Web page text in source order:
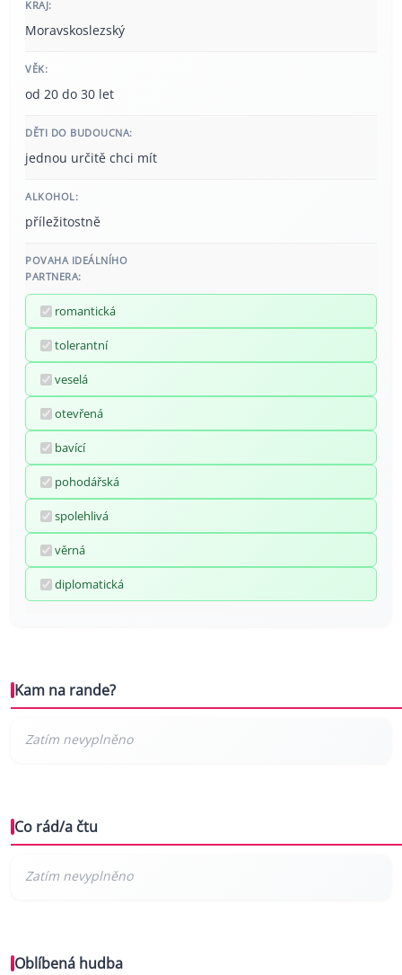
KRAJ:
Moravskoslezský
VĚK:
od 20 do 30 let
DĚTI DO BUDOUCNA:
jednou určitě chci mít
ALKOHOL:
příležitostně
POVAHA IDEÁLNÍHO
PARTNERA:
romantická
tolerantní
veselá
otevřená
bavící
pohodářská
spolehlivá
věrná
diplomatická
Kam na rande?
Co rád/a čtu
Oblíbená hudba